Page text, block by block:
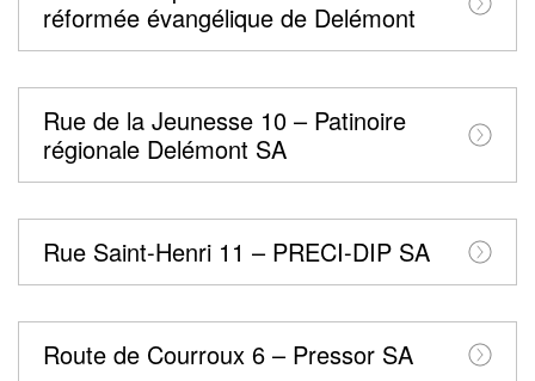
réformée évangélique de Delémont
Rue de la Jeunesse 10 – Patinoire
régionale Delémont SA
Rue Saint-Henri 11 – PRECI-DIP SA
Route de Courroux 6 – Pressor SA